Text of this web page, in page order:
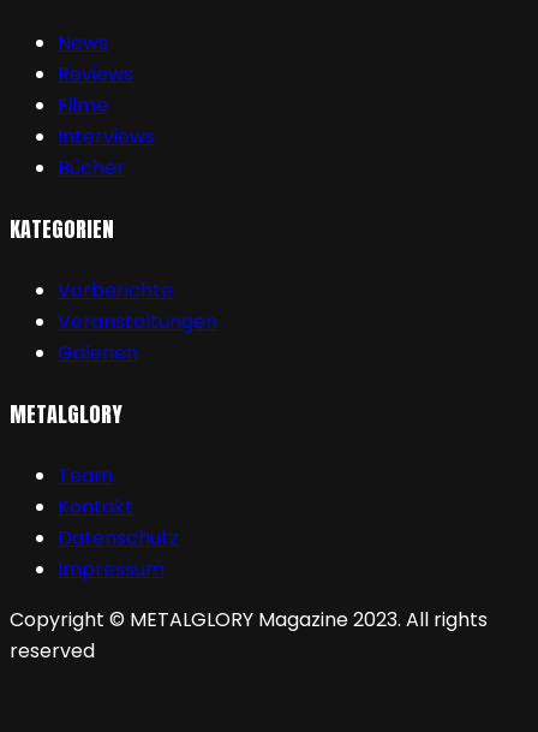
News
Reviews
Filme
Interviews
Bücher
KATEGORIEN
Vorberichte
Veranstaltungen
Galerien
METALGLORY
Team
Kontakt
Datenschutz
Impressum
Copyright © METALGLORY Magazine 2023. All rights
reserved